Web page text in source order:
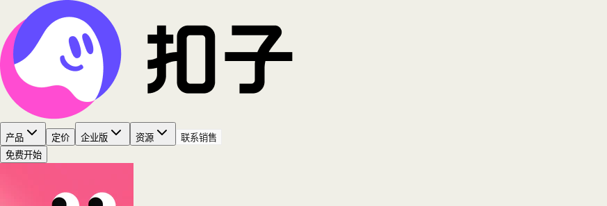
产品 定价 企业版 资源
联系销售
免费开始